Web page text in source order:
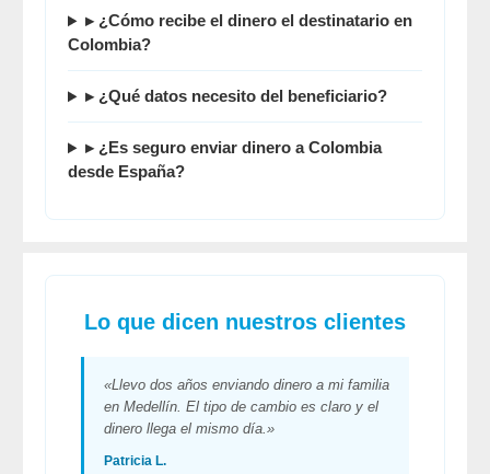
▸ ¿Cómo recibe el dinero el destinatario en
Colombia?
▸ ¿Qué datos necesito del beneficiario?
▸ ¿Es seguro enviar dinero a Colombia
desde España?
Lo que dicen nuestros clientes
«Llevo dos años enviando dinero a mi familia
en Medellín. El tipo de cambio es claro y el
dinero llega el mismo día.»
Patricia L.